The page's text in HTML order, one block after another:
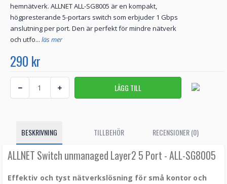
hemnätverk. ALLNET ALL-SG8005 är en kompakt,
högpresterande 5-portars switch som erbjuder 1 Gbps
anslutning per port. Den är perfekt för mindre nätverk
och utfo... läs mer
290 kr
BESKRIVNING TILLBEHÖR RECENSIONER (0)
ALLNET Switch unmanaged Layer2 5 Port - ALL-SG8005
Effektiv och tyst nätverkslösning för små kontor och